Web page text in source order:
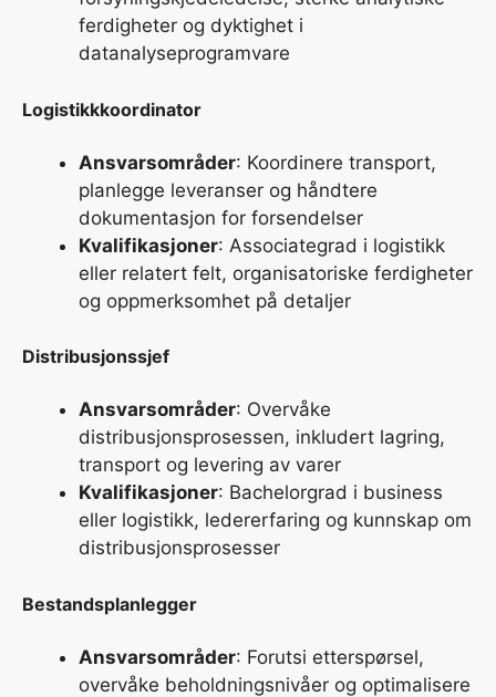
ferdigheter og dyktighet i
datanalyseprogramvare
Logistikkkoordinator
Ansvarsområder: Koordinere transport,
planlegge leveranser og håndtere
dokumentasjon for forsendelser
Kvalifikasjoner: Associategrad i logistikk
eller relatert felt, organisatoriske ferdigheter
og oppmerksomhet på detaljer
Distribusjonssjef
Ansvarsområder: Overvåke
distribusjonsprosessen, inkludert lagring,
transport og levering av varer
Kvalifikasjoner: Bachelorgrad i business
eller logistikk, ledererfaring og kunnskap om
distribusjonsprosesser
Bestandsplanlegger
Ansvarsområder: Forutsi etterspørsel,
overvåke beholdningsnivåer og optimalisere